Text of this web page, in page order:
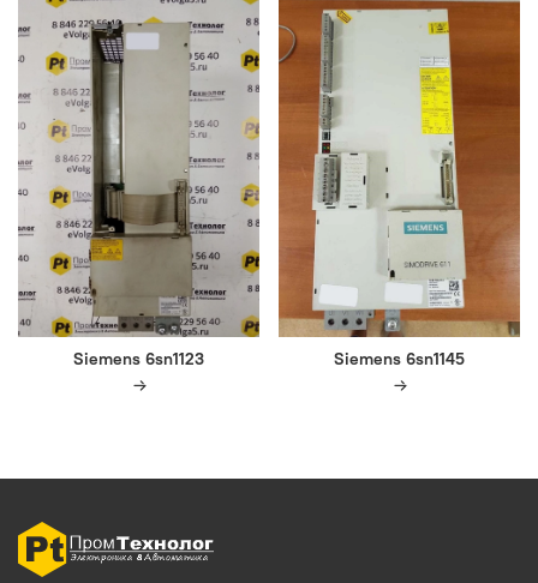
Siemens 6sn1123 Siemens 6sn1145